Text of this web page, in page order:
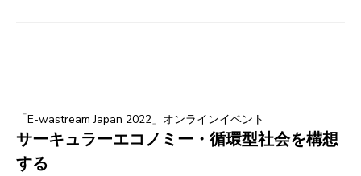
「E-wastream Japan 2022」オンラインイベント
サーキュラーエコノミー・循環型社会を構想
する